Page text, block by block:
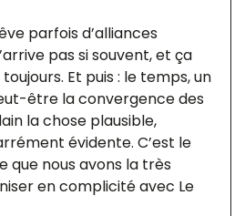
parfois d’alliances
pas si souvent, et ça
Et puis : le temps, un
être la convergence des
la chose plausible,
évidente. C’est le
que nous avons la très
en complicité avec Le